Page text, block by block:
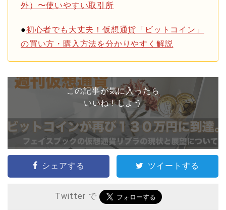
外）〜使いやすい取引所
●初心者でも大丈夫！仮想通貨「ビットコイン」
の買い方・購入方法を分かりやすく解説
この記事が気に入ったら
いいね ! しよう
シェアする ツイートする
Twitter で